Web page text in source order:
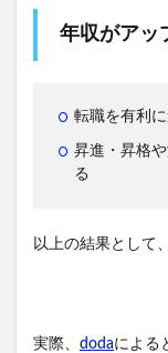
年収がアッ
転職を有利
昇進・昇格
る
以上の結果として
実際、 dodaによる